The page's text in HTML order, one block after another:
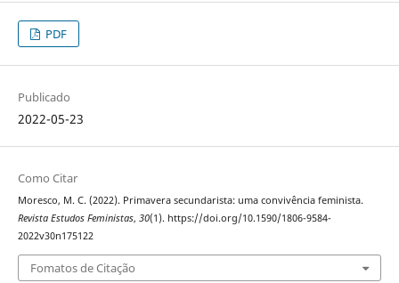
PDF
Publicado
2022-05-23
Como Citar
Moresco, M. C. (2022). Primavera secundarista: uma convivência feminista.
Revista Estudos Feministas, 30(1). https://doi.org/10.1590/1806-9584-
2022v30n175122
Fomatos de Citação